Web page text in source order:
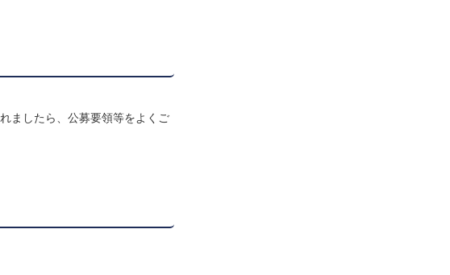
ましたら、公募要領等をよくご